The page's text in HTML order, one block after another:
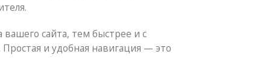
сайта, тем быстрее и с
и удобная навигация — это